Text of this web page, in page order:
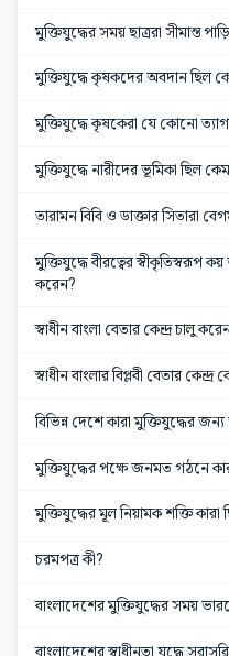
মুক্তিযুদ্ধের সময় ছাত্ররা সীমান্ত
মুক্তিযুদ্ধে কৃষকদের অবদান ছিল
মুক্তিযুদ্ধে কৃষকেরা যে কোনো ত্যাগ
মুক্তিযুদ্ধে নারীদের ভূমিকা ছিল
তারামন বিবি ও ডাক্তার সিতারা
মুক্তিযুদ্ধে বীরত্বের স্বীকৃতিস্বরূপ
করেন?
স্বাধীন বাংলা বেতার কেন্দ্র চালু
স্বাধীন বাংলার বিপ্লবী বেতার
বিভিন্ন দেশে কারা মুক্তিযুদ্ধের
মুক্তিযুদ্ধের পক্ষে জনমত গঠনে
মুক্তিযুদ্ধের মূল নিয়ামক শক্তি কারা
চরমপত্র কী?
বাংলাদেশের মুক্তিযুদ্ধের সময়
বাংলাদেশের স্বাধীনতা যুদ্ধে